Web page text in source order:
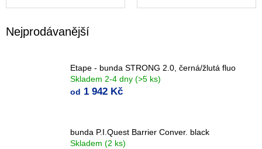
Nejprodávanější
Etape - bunda STRONG 2.0, černá/žlutá fluo
Skladem 2-4 dny (>5 ks)
od 1 942 Kč
bunda P.I.Quest Barrier Conver. black
Skladem (2 ks)